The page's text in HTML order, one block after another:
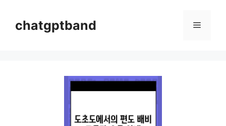
chatgptband 메